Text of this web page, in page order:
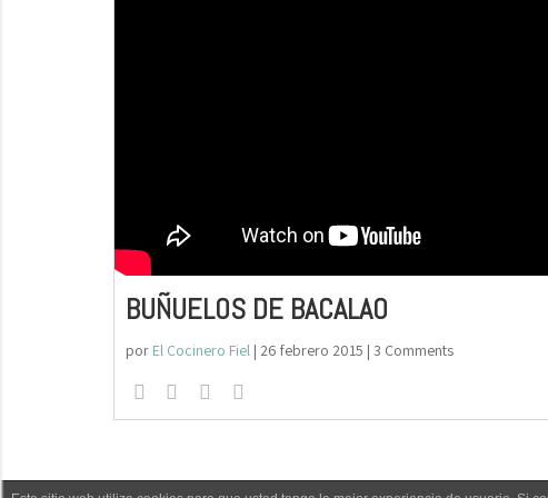
BUÑUELOS DE BACALAO
por El Cocinero Fiel| 26 febrero 2015 | 3 Comments